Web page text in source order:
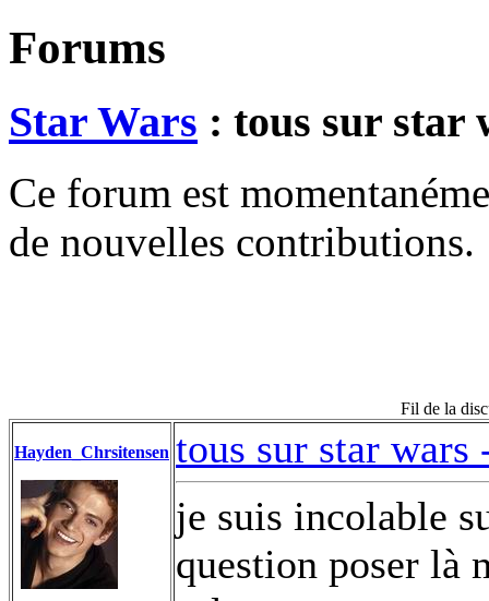
Forums
Star Wars : tous sur star
Ce forum est
de nouvelles contributions.
Fil de la
Hayden_Chrsitensen tous sur star
je suis incolable
question poser là